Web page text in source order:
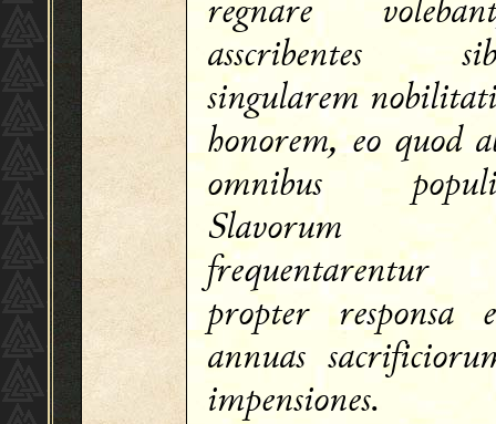
asscribentes
singularem
honorem, eo quod
omnibus
Slavorum
frequentarentur
propter responsa
annuas
impensiones.